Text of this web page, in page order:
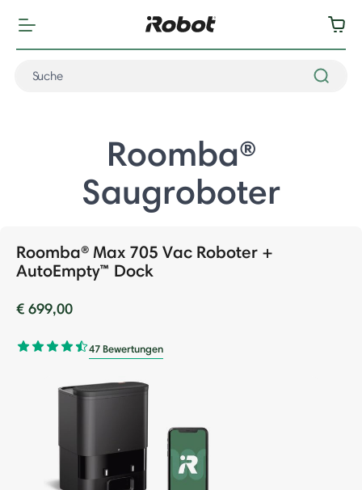
Roomba®
Saugroboter
Roomba® Max 705 Vac Roboter +
AutoEmpty™ Dock
€ 699,00
47 Bewertungen